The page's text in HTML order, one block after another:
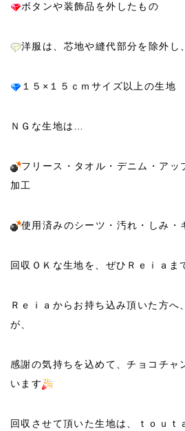
ボタンや装飾品を外したもの
洋服は、芯地や縫代部分を除外し
１５×１５ｃｍサイズ以上の生地
ＮＧな生地は…
フリース・タオル・デニム・アッ
加工
使用済みのシーツ・汚れ・しみ・
回収ＯＫな生地を、ぜひＲｅｉａま
Ｒｅｉａからお持ち込み頂いた方へ
が、
感謝の気持ちを込めて、チョコチャ
います
回収させて頂いた生地は、ｔｏｕｔ